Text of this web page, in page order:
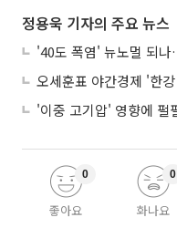
정용욱 기자의 주요 뉴스
좋아요
0
화나요
0